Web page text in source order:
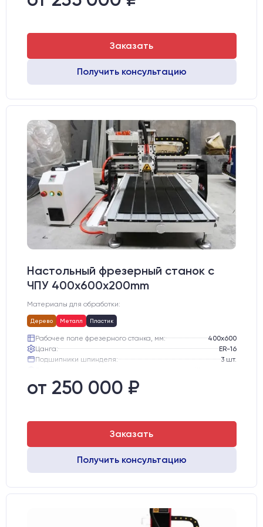
Двигатели:
Заказать
Получить консультацию
Настольный фрезерный станок с
ЧПУ 400x600x200mm
Материалы для обработки:
Дерево Металл Пластик
Рабочее поле фрезерного станка, мм:
400х600
Цанга:
ER-16
Подшипники шпинделя:
3 шт.
Стол:
Двигатели:
от 250 000 ₽
Заказать
Получить консультацию